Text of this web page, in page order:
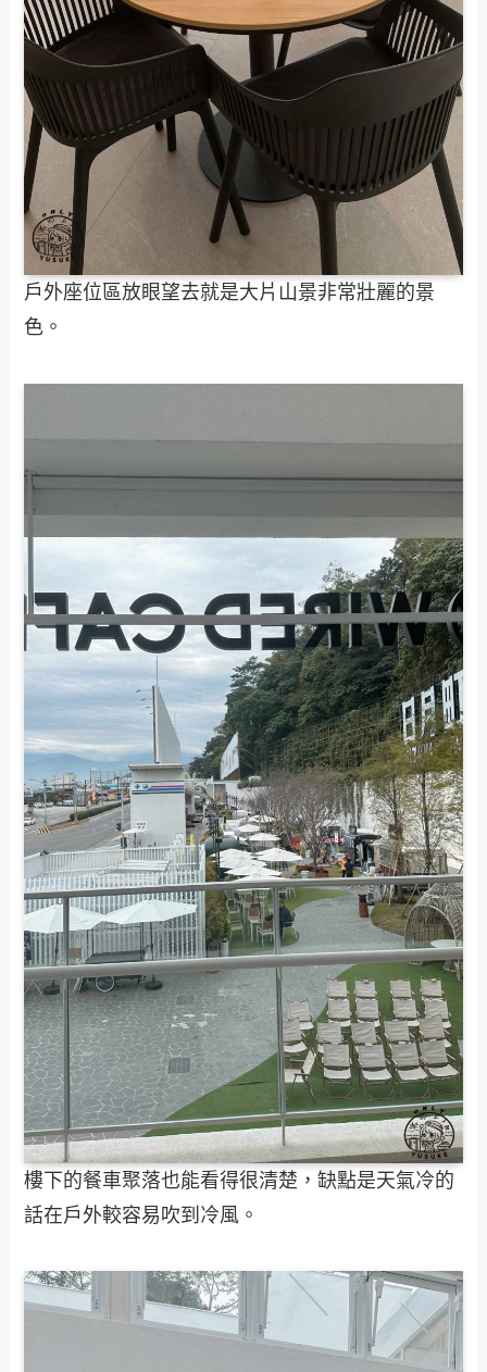
戶外座位區放眼望去就是大片山景非常壯麗的景
色。
樓下的餐車聚落也能看得很清楚，缺點是天氣冷的
話在戶外較容易吹到冷風。